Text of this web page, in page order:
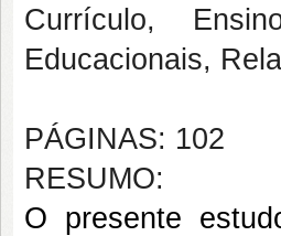
Currículo,
Educacionais,
PÁGINAS: 102
RESUMO:
O presente